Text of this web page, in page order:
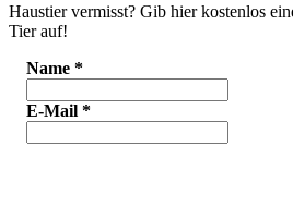
Haustier vermisst? Gib hier kostenlos
Tier auf!
Name *
E-Mail *